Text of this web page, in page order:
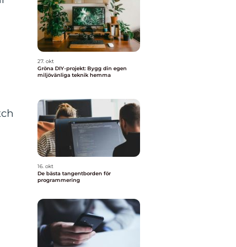
27. okt
Gröna DIY-projekt: Bygg din egen
miljövänliga teknik hemma
16. okt
De bästa tangentborden för
programmering